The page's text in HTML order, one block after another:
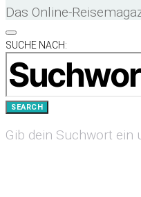
Das Online-
SUCHE NACH:
SEARCH
Gib dein Suchwort ein